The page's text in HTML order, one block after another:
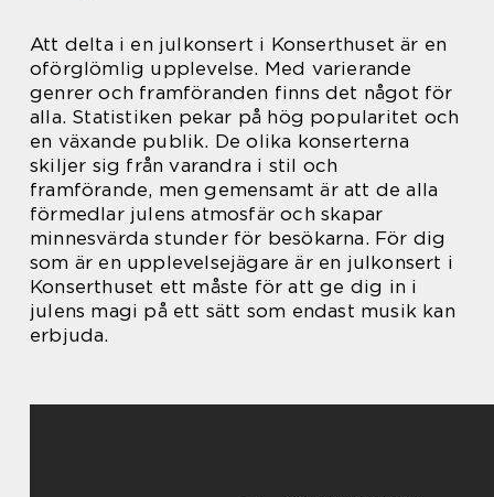
Att delta i en julkonsert i Konserthuset är en
oförglömlig upplevelse. Med varierande
genrer och framföranden finns det något för
alla. Statistiken pekar på hög popularitet och
en växande publik. De olika konserterna
skiljer sig från varandra i stil och
framförande, men gemensamt är att de alla
förmedlar julens atmosfär och skapar
minnesvärda stunder för besökarna. För dig
som är en upplevelsejägare är en julkonsert i
Konserthuset ett måste för att ge dig in i
julens magi på ett sätt som endast musik kan
erbjuda.